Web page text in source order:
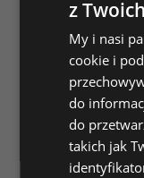
z
My i nasi
cookie i
do
do
takich jak